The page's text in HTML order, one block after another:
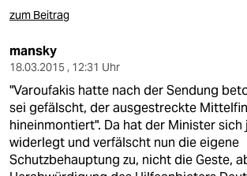
zum Beitrag
mansky
18.03.2015 , 12:31 Uhr
"Varoufakis hatte nach der Sendung
sei gefälscht, der ausgestreckte
hineinmontiert". Da hat der Minister
widerlegt und verfälscht nun die eigene
Schutzbehauptung zu, nicht die Geste,